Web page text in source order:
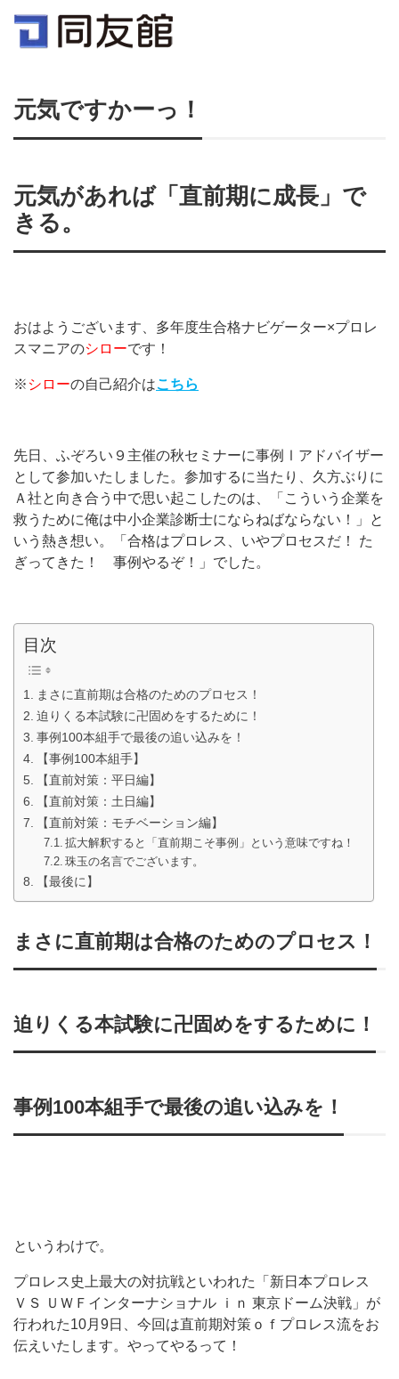
元気ですかーっ！
元気があれば「直前期に成長」 で
きる。
おはようございます、多年度生合格ナビゲーター×プロレ
スマニアのシローです！
※ シローの自己紹介はこちら
先日、ふぞろい９主催の秋セミナーに事例Ⅰアドバイザー
として参加いたしました。参加するに当たり、久方ぶりに
Ａ社と向き合う中で思い起こしたのは、「こういう企業を
救うために俺は中小企業診断士にならねばならない！」と
いう熱き想い。「合格はプロレス、いやプロセスだ！ た
ぎってきた！ 事例やるぞ！」でした。
目次
まさに直前期は合格のためのプロセス！
迫りくる本試験に卍固めをするために！
事例100本組手で最後の追い込みを！
【事例100本組手】
【直前対策：平日編】
【直前対策：土日編】
【直前対策：モチベーション編】
拡大解釈すると「直前期こそ事例」という意味ですね！
珠玉の名言でございます。
【最後に】
まさに直前期は合格のためのプロセス！
迫りくる本試験に卍固めをするために！
事例100本組手で最後の追い込みを！
というわけで。
プロレス史上最大の対抗戦といわれた「新日本プロレス
ＶＳ ＵＷＦインターナショナル ｉｎ 東京ドーム決戦」が
行われた10月9日、今回は直前期対策ｏｆプロレス流をお
伝えいたします。やってやるって！